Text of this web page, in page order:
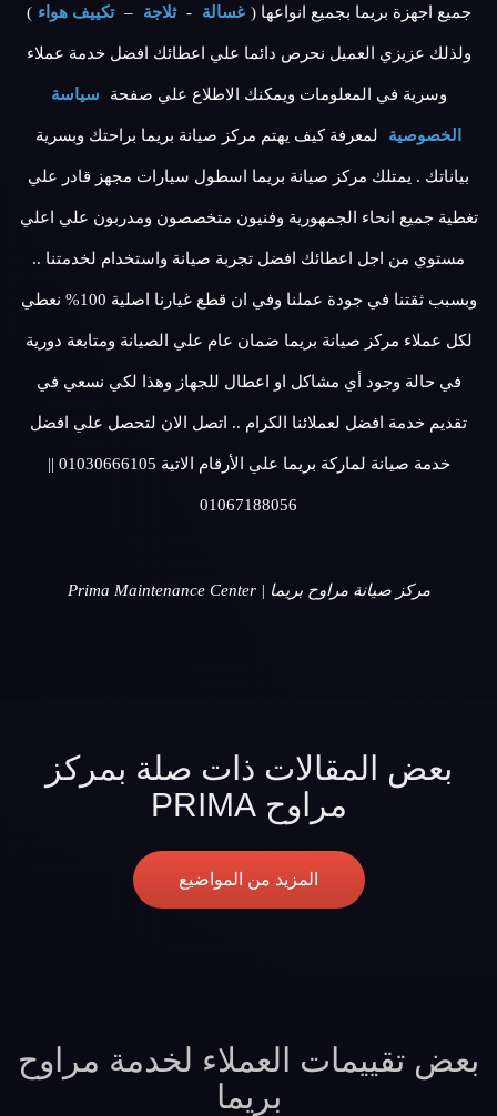
جميع اجهزة بريما بجميع انواعها ( غسالة - ثلاجة – تكييف هواء )
ولذلك عزيزي العميل نحرص دائما علي اعطائك افضل خدمة عملاء
وسرية في المعلومات ويمكنك الاطلاع علي صفحة سياسة
الخصوصية لمعرفة كيف يهتم مركز صيانة بريما براحتك وبسرية
بياناتك . يمتلك مركز صيانة بريما اسطول سيارات مجهز قادر علي
تغطية جميع انحاء الجمهورية وفنيون متخصصون ومدربون علي اعلي
مستوي من اجل اعطائك افضل تجربة صيانة واستخدام لخدمتنا ..
وبسبب ثقتنا في جودة عملنا وفي ان قطع غيارنا اصلية 100% نعطي
لكل عملاء مركز صيانة بريما ضمان عام علي الصيانة ومتابعة دورية
في حالة وجود أي مشاكل او اعطال للجهاز وهذا لكي نسعي في
تقديم خدمة افضل لعملائنا الكرام .. اتصل الان لتحصل علي افضل
خدمة صيانة لماركة بريما علي الأرقام الاتية 01030666105 ||
01067188056
مركز صيانة مراوح بريما | Prima Maintenance Center
بعض المقالات ذات صلة بمركز
مراوح PRIMA
المزيد من المواضيع
بعض تقييمات العملاء لخدمة مراوح
بريما